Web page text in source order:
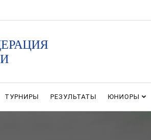
ТУРНИРЫ РЕЗУЛЬТАТЫ ЮНИОРЫ